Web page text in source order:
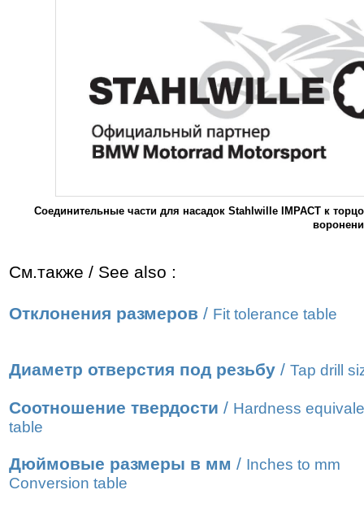
Соединительные части для насадок Stahlwille IMPACT к
См.также / See also :
Отклонения размеров / Fit tolerance table
Диаметр отверстия под резьбу / Tap drill
Соотношение твердости / Hardness
table
Дюймовые размеры в мм / Inches to mm
Conversion table